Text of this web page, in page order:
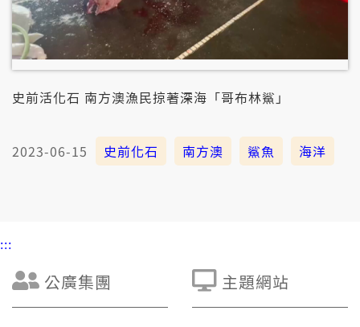
史前活化石 南方澳漁民掠著深海「哥布林鯊」
2023-06-15 史前化石 南方澳 鯊魚 海洋
:::
公廣集團 主題網站